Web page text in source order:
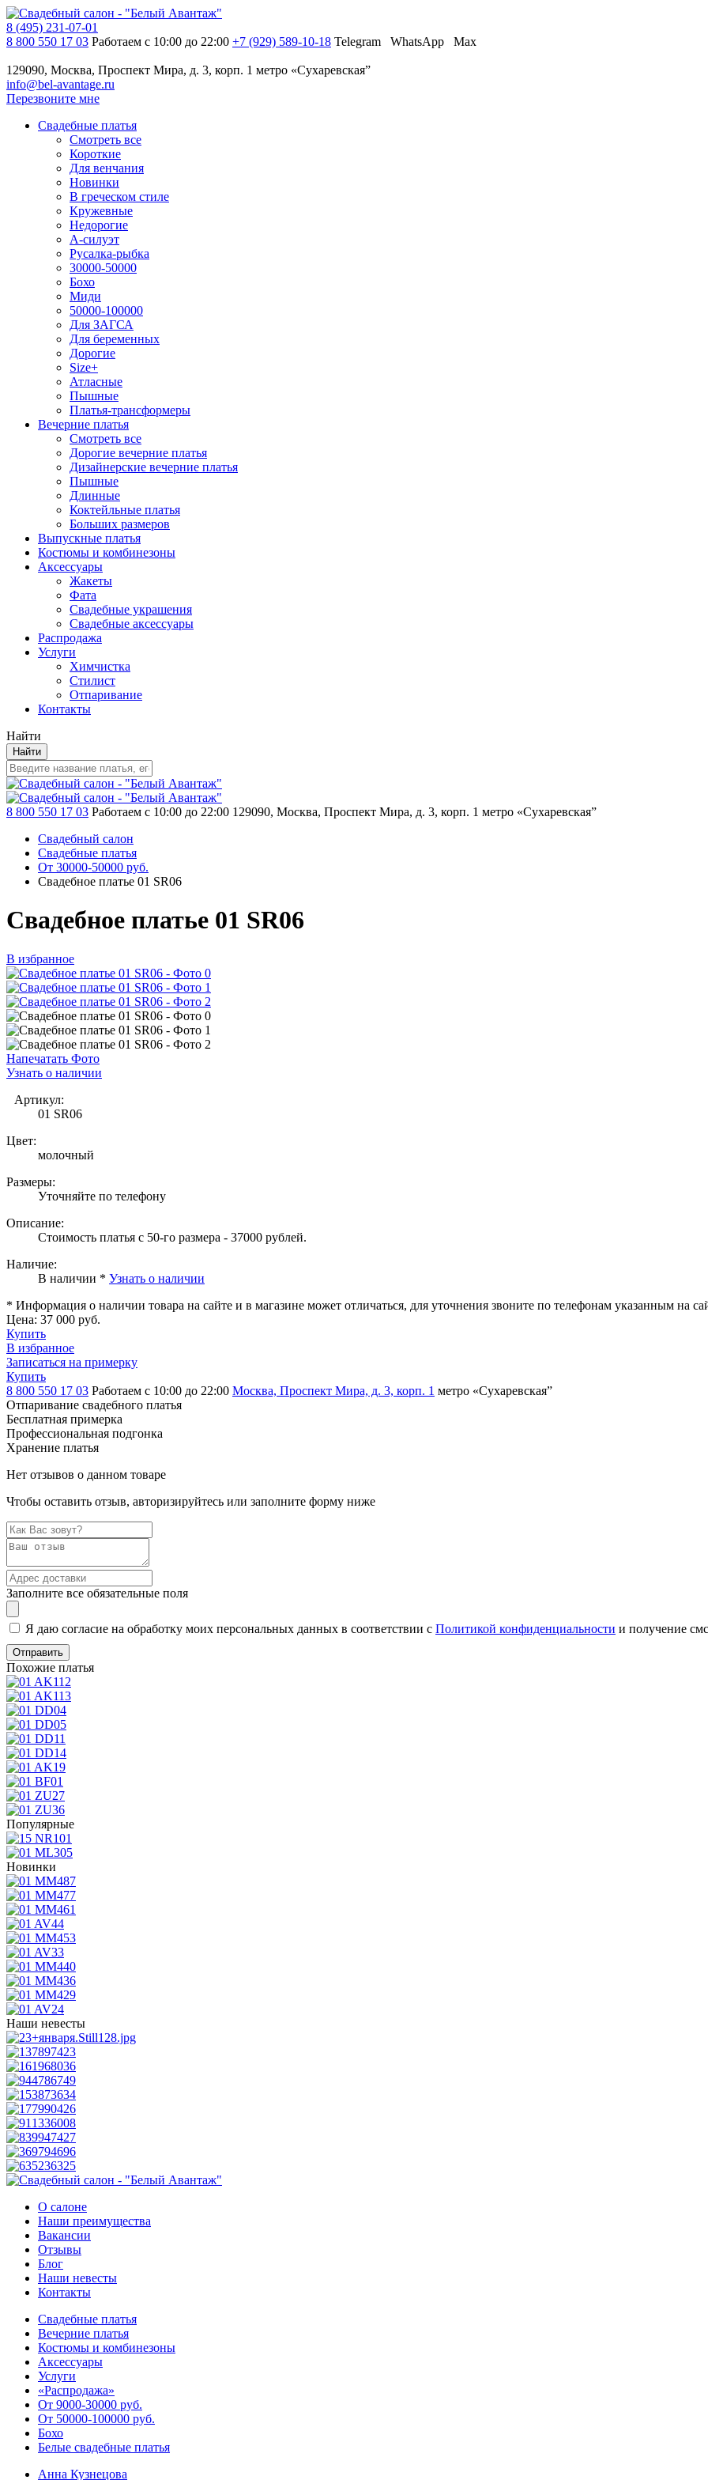
8 (495) 231-07-01
8 800 550 17 03 Работаем с 10:00 до 22:00 +7 (929) 589-10-18 Telegram WhatsApp Max
129090, Москва, Проспект Мира, д. 3, корп. 1 метро «Сухаревская”
info@bel-avantage.ru
Перезвоните мне
Свадебные платья
Смотреть все
Короткие
Для венчания
Новинки
В греческом стиле
Кружевные
Недорогие
А-силуэт
Русалка-рыбка
30000-50000
Бохо
Миди
50000-100000
Для ЗАГСА
Для беременных
Дорогие
Size+
Атласные
Пышные
Платья-трансформеры
Вечерние платья
Смотреть все
Дорогие вечерние платья
Дизайнерские вечерние платья
Пышные
Длинные
Коктейльные платья
Больших размеров
Выпускные платья
Костюмы и комбинезоны
Аксессуары
Жакеты
Фата
Свадебные украшения
Свадебные аксессуары
Распродажа
Услуги
Химчистка
Стилист
Отпаривание
Контакты
Найти
Найти
8 800 550 17 03 Работаем с 10:00 до 22:00 129090, Москва, Проспект Мира, д. 3, корп. 1 метро «Сухаревская”
Свадебный салон
Свадебные платья
От 30000-50000 руб.
Свадебное платье 01 SR06
Свадебное платье 01 SR06
В избранное
Напечатать Фото
Узнать о наличии
Артикул:
01 SR06
Цвет:
молочный
Размеры:
Уточняйте по телефону
Описание:
Стоимость платья с 50-го размера - 37000 рублей.
Наличие:
В наличии * Узнать о наличии
* Информация о наличии товара на сайте и в магазине может отличаться, для уточнения звоните по телефонам указанным на
Цена: 37 000 руб.
Купить
В избранное
Записаться на примерку
Купить
8 800 550 17 03 Работаем с 10:00 до 22:00 Москва, Проспект Мира, д. 3, корп. 1 метро «Сухаревская”
Отпаривание свадебного платья
Бесплатная примерка
Профессиональная подгонка
Хранение платья
Нет отзывов о данном товаре
Чтобы оставить отзыв, авторизируйтесь или заполните форму ниже
Заполните все обязательные поля
Я даю согласие на обработку моих персональных данных в соответствии с Политикой конфиденциальности и получение
Похожие платья
Популярные
Новинки
Наши невесты
О салоне
Наши преимущества
Вакансии
Отзывы
Блог
Наши невесты
Контакты
Свадебные платья
Вечерние платья
Костюмы и комбинезоны
Аксессуары
Услуги
«Распродажа»
От 9000-30000 руб.
От 50000-100000 руб.
Бохо
Белые свадебные платья
Анна Кузнецова